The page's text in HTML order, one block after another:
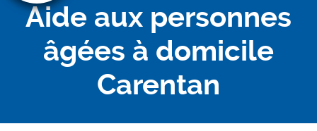
Aide aux personnes
âgées à domicile
Carentan